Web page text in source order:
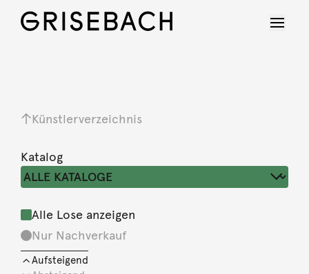
Künstlerverzeichnis
Katalog
Alle Lose anzeigen
Nur Nachverkauf
Aufsteigend